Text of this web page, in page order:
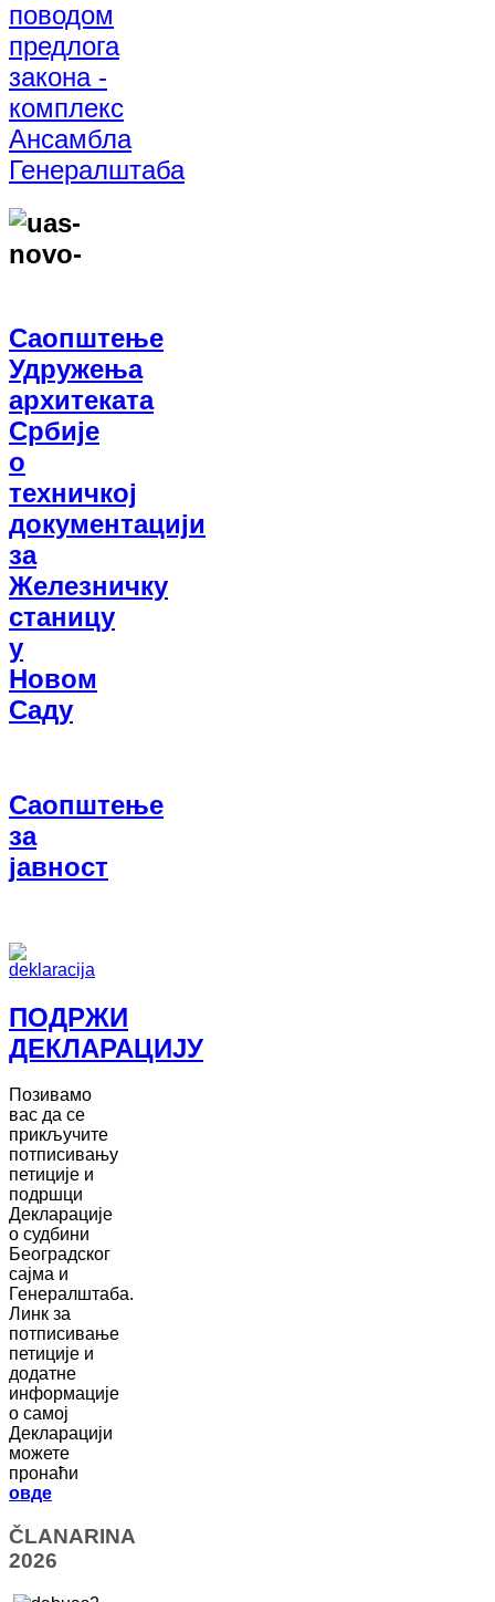
поводом
предлога
закона -
комплекс
Ансамбла
Генералштаба
Саопштење
Удружења
архитеката
Србије
о
техничкој
документацији
за
Железничку
станицу
у
Новом
Саду
Саопштење
за
јавност
ПОДРЖИ
ДЕКЛАРАЦИЈУ
Позивамо
вас да се
прикључите
потписивању
петиције и
подршци
Декларације
о судбини
Београдског
сајма и
Генералштаба.
Линк за
потписивање
петиције и
додатне
информације
о самој
Декларацији
можете
пронаћи
овде
ČLANARINA
2026